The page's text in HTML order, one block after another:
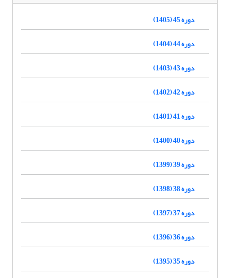
دوره 45 (1405)
دوره 44 (1404)
دوره 43 (1403)
دوره 42 (1402)
دوره 41 (1401)
دوره 40 (1400)
دوره 39 (1399)
دوره 38 (1398)
دوره 37 (1397)
دوره 36 (1396)
دوره 35 (1395)